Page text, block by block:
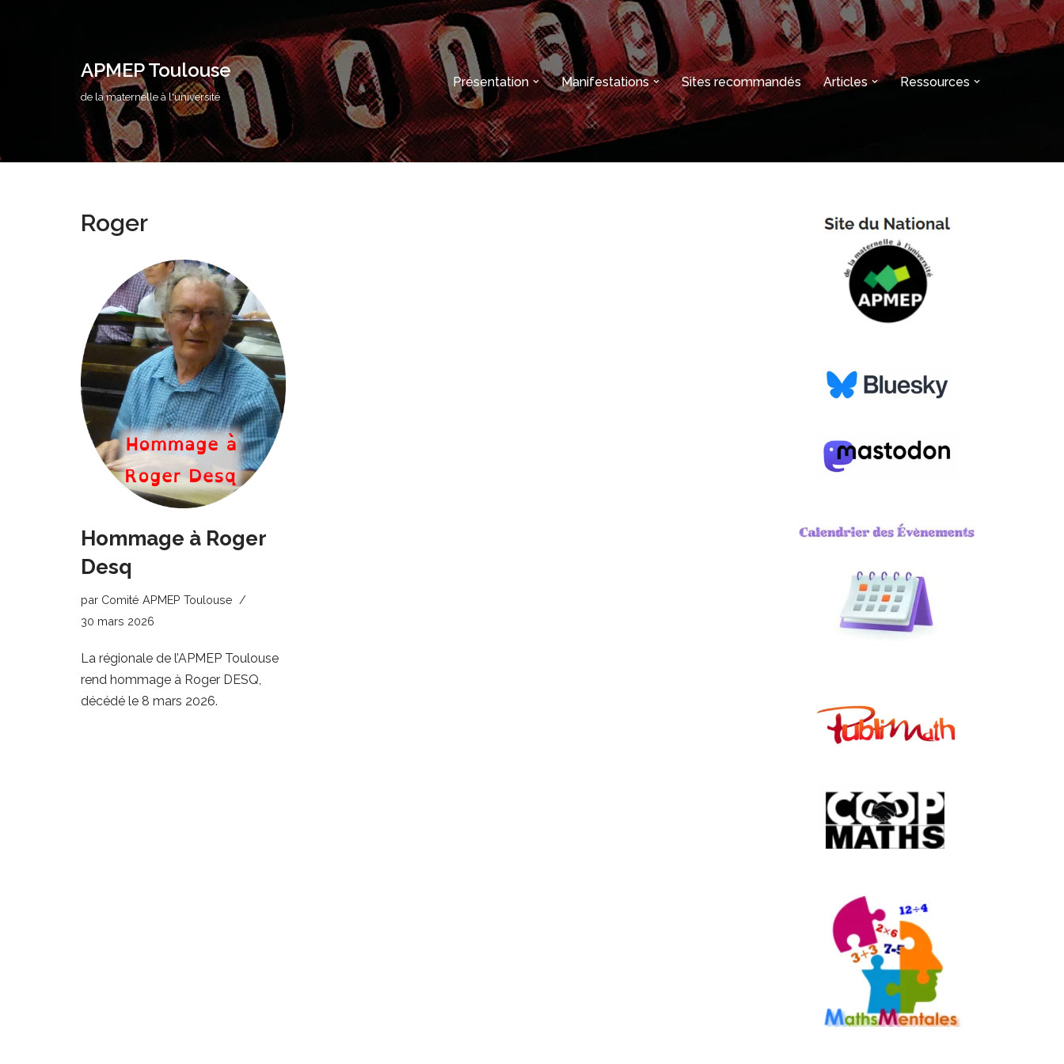
APMEP Toulouse
de la maternelle à l'université
Présentation Manifestations Sites recommandés Articles Ressources
Roger
Hommage à Roger
Desq
par Comité APMEP Toulouse
30 mars 2026
La régionale de l’APMEP Toulouse
rend hommage à Roger DESQ,
décédé le 8 mars 2026.